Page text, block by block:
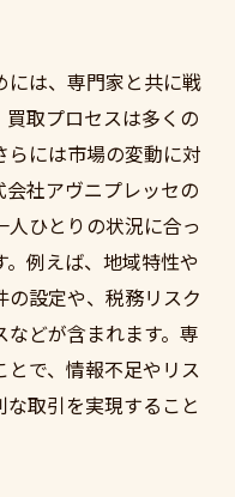
には、専門家と共に戦
取プロセスは多くの
には市場の変動に対
社アヴニプレッセの
ひとりの状況に合っ
例えば、地域特性や
設定や、税務リスク
どが含まれます。専
で、情報不足やリス
取引を実現すること